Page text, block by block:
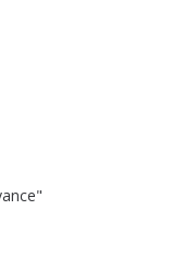
"